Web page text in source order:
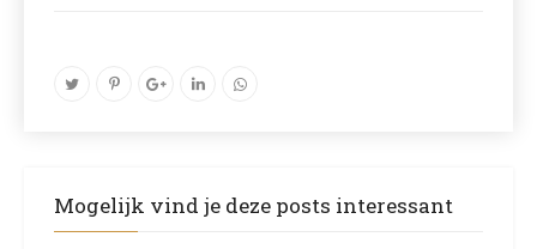
Mogelijk vind je deze posts interessant